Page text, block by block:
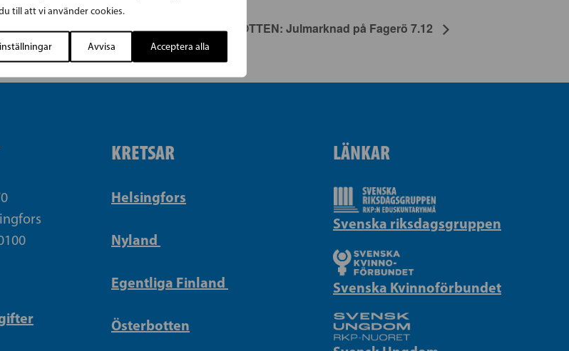
till att vi använder cookies.
Avvisa Acceptera alla
ÖSTERBOTTEN: Julmarknad på Fagerö 7.12
KRETSAR
Helsingfors
Nyland
Egentliga Finland
Österbotten
LÄNKAR
Svenska riksdagsgruppen
Svenska Kvinnoförbundet